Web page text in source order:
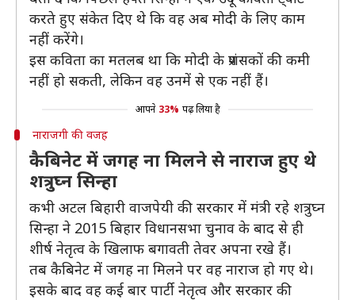
करते हुए संकेत दिए थे कि वह अब मोदी के लिए काम
नहीं करेंगे।
इस कविता का मतलब था कि मोदी के प्रशंसकों की कमी
नहीं हो सकती, लेकिन वह उनमें से एक नहीं हैं।
आपने 33% पढ़ लिया है
नाराजगी की वजह
कैबिनेट में जगह ना मिलने से नाराज हुए थे
शत्रुघ्न सिन्हा
कभी अटल बिहारी वाजपेयी की सरकार में मंत्री रहे शत्रुघ्न
सिन्हा ने 2015 बिहार विधानसभा चुनाव के बाद से ही
शीर्ष नेतृत्व के खिलाफ बगावती तेवर अपना रखे हैं।
तब कैबिनेट में जगह ना मिलने पर वह नाराज हो गए थे।
इसके बाद वह कई बार पार्टी नेतृत्व और सरकार की